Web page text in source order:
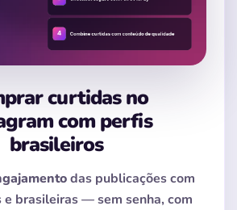
curtidas no
com perfis
brasileiros
das publicações com
e brasileiras — sem senha, com